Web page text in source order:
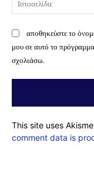
αποθηκεύστε το
μου σε αυτό το
σχολιάσω.
This site uses
comment data is